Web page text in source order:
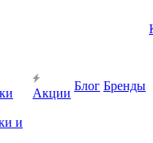
Акции
Блог Бренды